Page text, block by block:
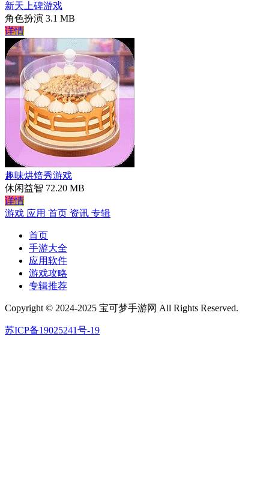
新天上碑游戏
角色扮演 3.1 MB
详情
趣味烘焙秀游戏
休闲益智 72.20 MB
详情
游戏 应用 首页 资讯 专辑
首页
手游大全
应用软件
游戏攻略
专辑推荐
Copyright © 2024-2025 宝可梦手游网 All Rights Reserved.
苏ICP备19025241号-19